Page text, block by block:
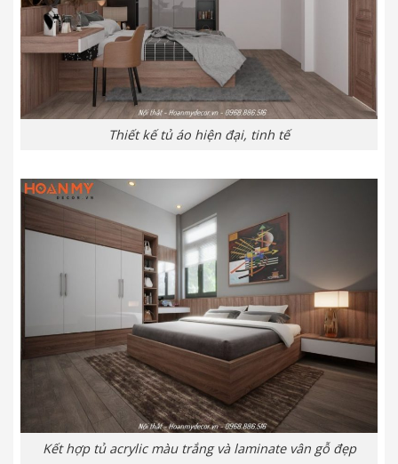
Thiết kế tủ áo hiện đại, tinh tế
Kết hợp tủ acrylic màu trắng và laminate vân gỗ đẹp